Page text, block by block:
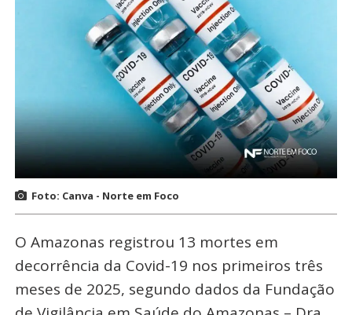
Foto: Canva - Norte em Foco
O Amazonas registrou 13 mortes em
decorrência da Covid-19 nos primeiros três
meses de 2025, segundo dados da Fundação